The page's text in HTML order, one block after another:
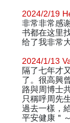
2024/2/19
非常非常感
书都在这里
给了我非常
2024/1/13
隔了七年才
了。很高興
路與周博士
只稱呼周先
過去一樣，
平安健康＂